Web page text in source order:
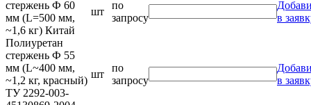
стержень Ф 60
мм (L=500 мм,
~1,6 кг) Китай
шт
по
запросу
в
Полиуретан
стержень Ф 55
мм (L~400 мм,
~1,2 кг, красный)
ТУ 2292-003-
шт
по
запросу
в